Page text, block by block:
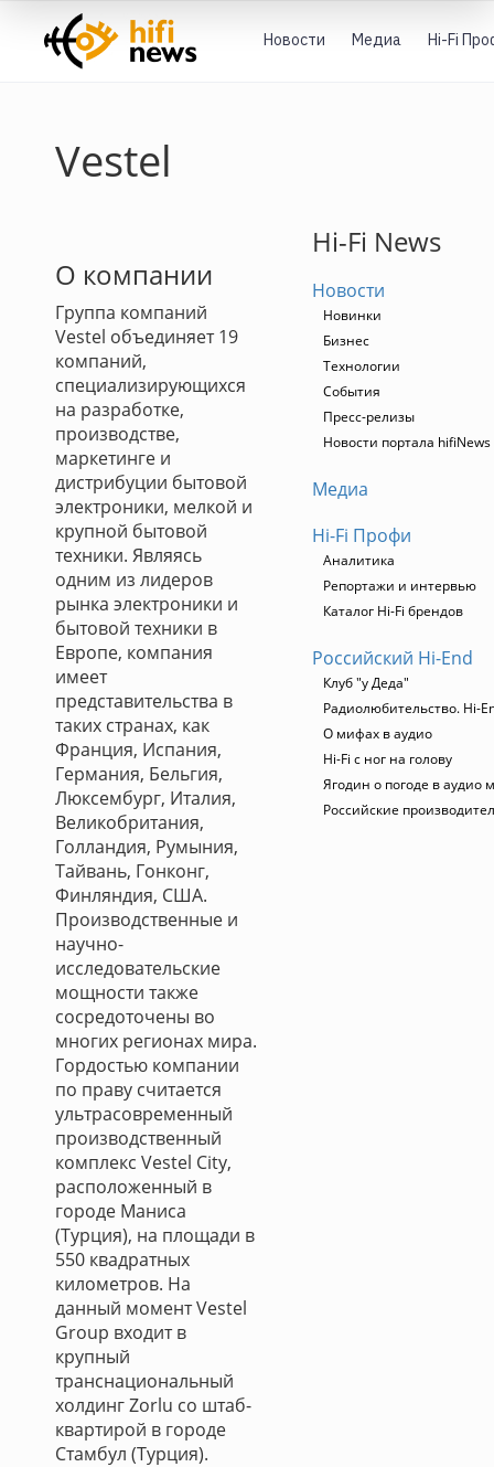
Новости Медиа Hi-Fi
Vestel
О компании
Группа компаний
Vestel объединяет 19
компаний,
специализирующихся
на разработке,
производстве,
маркетинге и
дистрибуции бытовой
электроники, мелкой и
крупной бытовой
техники. Являясь
одним из лидеров
рынка электроники и
бытовой техники в
Европе, компания
имеет
представительства в
таких странах, как
Франция, Испания,
Германия, Бельгия,
Люксембург, Италия,
Великобритания,
Голландия, Румыния,
Тайвань, Гонконг,
Финляндия, США.
Производственные и
научно-
исследовательские
мощности также
сосредоточены во
многих регионах мира.
Гордостью компании
по праву считается
ультрасовременный
производственный
комплекс Vestel City,
расположенный в
городе Маниса
(Турция), на площади в
550 квадратных
километров. На
данный момент Vestel
Group входит в
крупный
транснациональный
холдинг Zorlu со штаб-
квартирой в городе
Стамбул (Турция).
Hi-Fi News
Новости
Новинки
Бизнес
Технологии
События
Пресс-релизы
Новости портала hifiNews
Медиа
Hi-Fi Профи
Аналитика
Репортажи и интервью
Каталог Hi-Fi брендов
Российский Hi-End
Клуб "у Деда"
Радиолюбительство. Hi-
О мифах в аудио
Hi-Fi с ног на голову
Ягодин о погоде в аудио
Российские